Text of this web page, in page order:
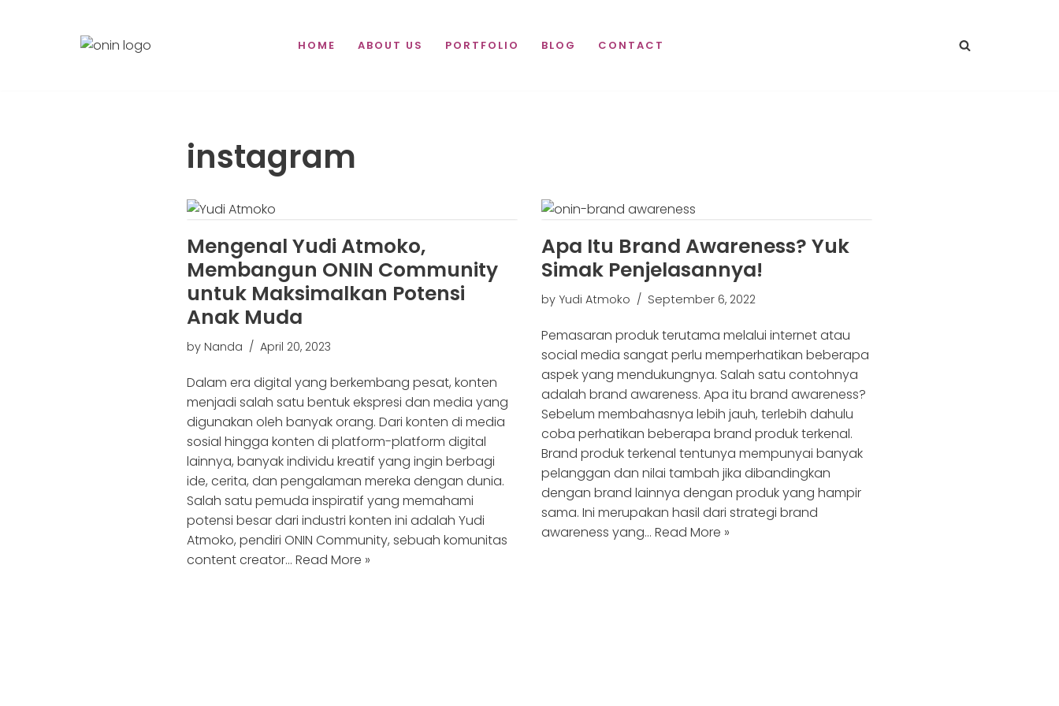
HOME ABOUT US PORTFOLIO BLOG CONTACT
instagram
Mengenal Yudi Atmoko,
Membangun ONIN Community
untuk Maksimalkan Potensi
Anak Muda
by Nanda April 20, 2023
Dalam era digital yang berkembang pesat, konten
menjadi salah satu bentuk ekspresi dan media yang
digunakan oleh banyak orang. Dari konten di media
sosial hingga konten di platform-platform digital
lainnya, banyak individu kreatif yang ingin berbagi
ide, cerita, dan pengalaman mereka dengan dunia.
Salah satu pemuda inspiratif yang memahami
potensi besar dari industri konten ini adalah Yudi
Atmoko, pendiri ONIN Community, sebuah komunitas
content creator… Read More »
Apa Itu Brand Awareness? Yuk
Simak Penjelasannya!
by Yudi Atmoko September 6, 2022
Pemasaran produk terutama melalui internet atau
social media sangat perlu memperhatikan beberapa
aspek yang mendukungnya. Salah satu contohnya
adalah brand awareness. Apa itu brand awareness?
Sebelum membahasnya lebih jauh, terlebih dahulu
coba perhatikan beberapa brand produk terkenal.
Brand produk terkenal tentunya mempunyai banyak
pelanggan dan nilai tambah jika dibandingkan
dengan brand lainnya dengan produk yang hampir
sama. Ini merupakan hasil dari strategi brand
awareness yang… Read More »